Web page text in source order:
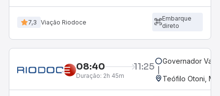
7,3 Viação Riodoce
Embarque
direto
08:40 11:25
Duração: 2h 45m
Governador
Teófilo Otoni, MG